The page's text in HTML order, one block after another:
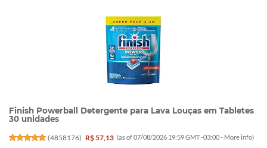
Finish Powerball Detergente para Lava Louças em Tabletes
30 unidades
(4858176) R$ 57,13 (as of 07/08/2026 19:59 GMT -03:00 - More info)